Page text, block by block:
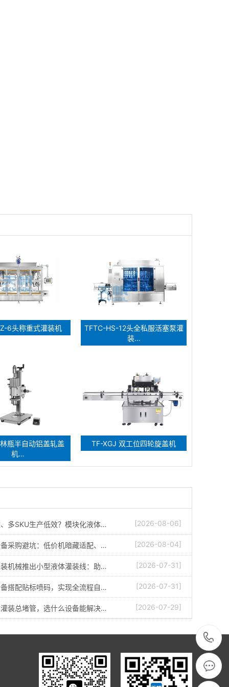
6头称重式灌装机
TFTC-HS-12头全私服活塞泵灌
装…
瓶半自动铝盖轧盖
机…
TF-XGJ 双工位四轮旋盖机
多SKU生产低效？模块化液体… [2026-08-06]
采购避坑：低价机暗藏适配、… [2026-08-04]
机械推出小型液体灌装线：助… [2026-07-31]
搭配贴标喷码，实现全流程自… [2026-07-31]
装总堵管，选什么设备能解决… [2026-07-29]